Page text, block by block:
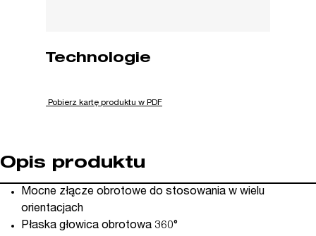
Technologie
Pobierz kartę produktu w PDF
Opis produktu
Mocne złącze obrotowe do stosowania w wielu
orientacjach
Płaska głowica obrotowa 360°